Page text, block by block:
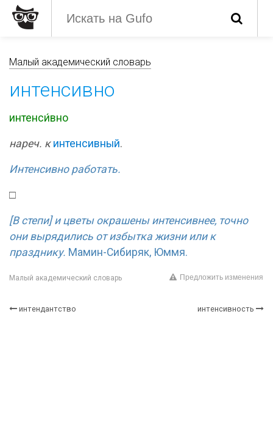
Малый академический словарь
интенсивно
интенси́вно
нареч. к интенсивный.
Интенсивно работать.
□
[В степи] и цветы окрашены интенсивнее, точно
они вырядились от избытка жизни или к
празднику. Мамин-Сибиряк, Юммя.
Малый академический словарь Предложить изменения
интендантство интенсивность